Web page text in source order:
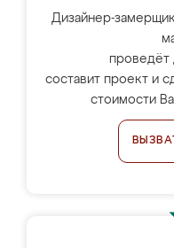
Дизайнер-
проведёт
составит проект и
стоимости